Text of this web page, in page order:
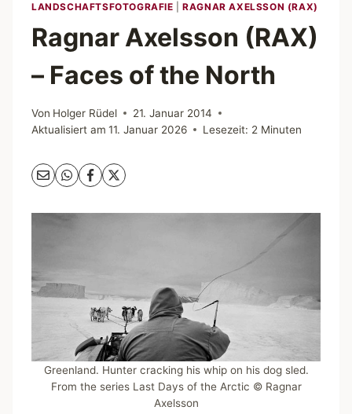
LANDSCHAFTSFOTOGRAFIE |RAGNAR AXELSSON (RAX)
Ragnar Axelsson (RAX)
– Faces of the North
Von Holger Rüdel
21. Januar 2014
Aktualisiert am 11. Januar 2026 Lesezeit: 2 Minuten
Greenland. Hunter cracking his whip on his dog sled.
From the series Last Days of the Arctic © Ragnar
Axelsson